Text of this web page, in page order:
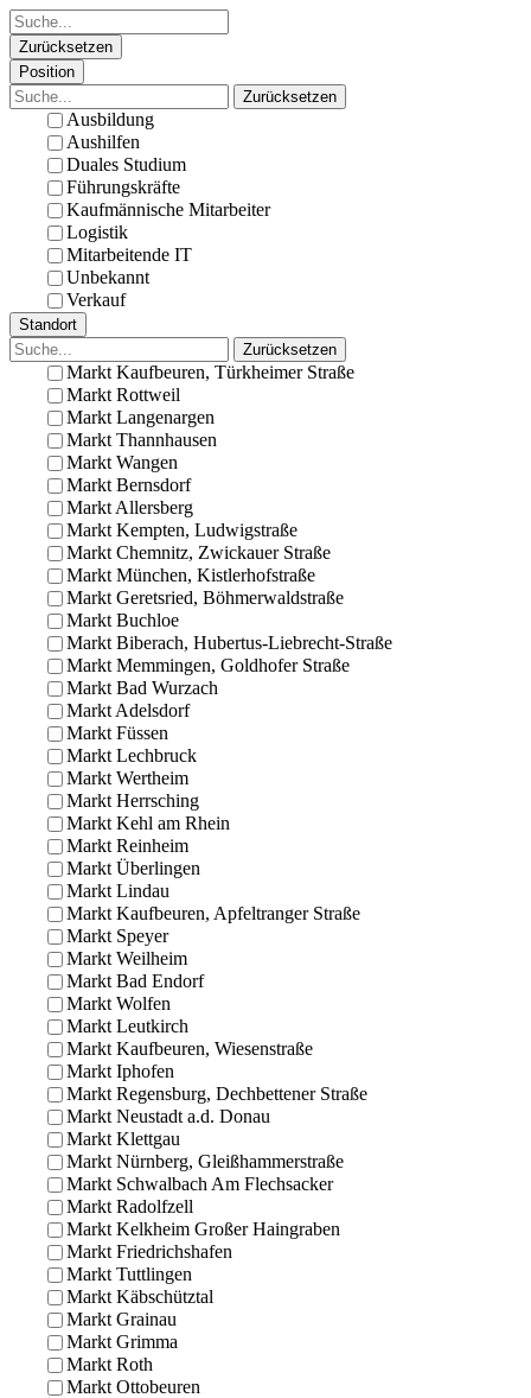
Zurücksetzen
Position
Zurücksetzen
Ausbildung
Aushilfen
Duales Studium
Führungskräfte
Kaufmännische Mitarbeiter
Logistik
Mitarbeitende IT
Unbekannt
Verkauf
Standort
Zurücksetzen
Markt Kaufbeuren, Türkheimer Straße
Markt Rottweil
Markt Langenargen
Markt Thannhausen
Markt Wangen
Markt Bernsdorf
Markt Allersberg
Markt Kempten, Ludwigstraße
Markt Chemnitz, Zwickauer Straße
Markt München, Kistlerhofstraße
Markt Geretsried, Böhmerwaldstraße
Markt Buchloe
Markt Biberach, Hubertus-Liebrecht-Straße
Markt Memmingen, Goldhofer Straße
Markt Bad Wurzach
Markt Adelsdorf
Markt Füssen
Markt Lechbruck
Markt Wertheim
Markt Herrsching
Markt Kehl am Rhein
Markt Reinheim
Markt Überlingen
Markt Lindau
Markt Kaufbeuren, Apfeltranger Straße
Markt Speyer
Markt Weilheim
Markt Bad Endorf
Markt Wolfen
Markt Leutkirch
Markt Kaufbeuren, Wiesenstraße
Markt Iphofen
Markt Regensburg, Dechbettener Straße
Markt Neustadt a.d. Donau
Markt Klettgau
Markt Nürnberg, Gleißhammerstraße
Markt Schwalbach Am Flechsacker
Markt Radolfzell
Markt Kelkheim Großer Haingraben
Markt Friedrichshafen
Markt Tuttlingen
Markt Käbschütztal
Markt Grainau
Markt Grimma
Markt Roth
Markt Ottobeuren